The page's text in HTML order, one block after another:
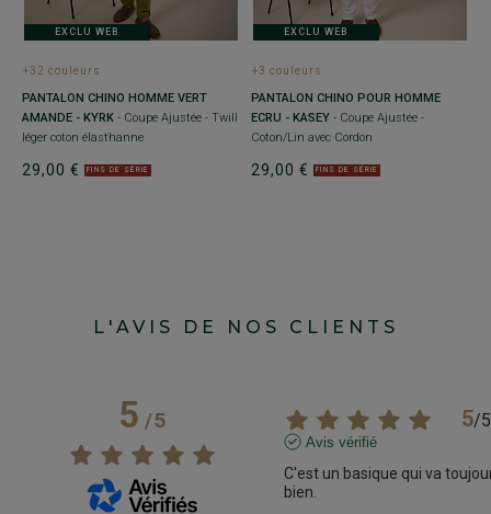
EXCLU WEB
+32 couleurs
PANTALON CHINO HOMME VERT
AMANDE - KYRK - Coupe Ajustée - Twill
léger coton élasthanne
29,00 € FINS DE SÉRIE
EXCLU WEB
+3 couleurs
PANTALON CHINO POUR HOMME
ECRU - KASEY - Coupe Ajustée -
Coton/Lin avec Cordon
29,00 € FINS DE SÉRIE
L'AVIS DE NOS CLIENTS
5/5 5/5
Avis vérifié
C'est un basique qui va
bien.